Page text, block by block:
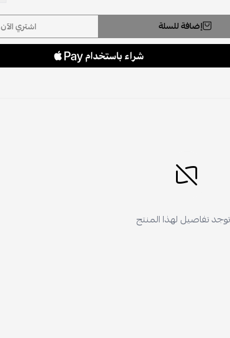
إضافة للسلة اشتري الآن
توجد تفاصيل لهذا المنتج